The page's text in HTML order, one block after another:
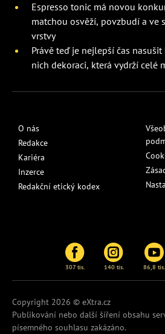
Espresso tonic má novou
matchou osvěží, povzbudí a ve
vrstvy
Právě teď je nejlepší čas
nich dekoraci, která vydrží celé
O nás
Redakce
Kariéra
Inzerce
Redakční etický kodex
307 tis. 140 tis. 86,8 tis.
Copyright 2026 © eXtra.cz
Publikování nebo další šíření obsahu
písemného souhlasu zakázáno.